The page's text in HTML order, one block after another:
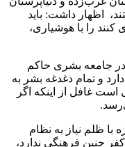
اظهار داشت: باید
کنند را با هوشیاری،
جامعه بشری حاکم
و تمام دغدغه بشر به
غافل از اینکه اگر
با ظلم نیاز به نظام
چنین فرهنگی ندارد،